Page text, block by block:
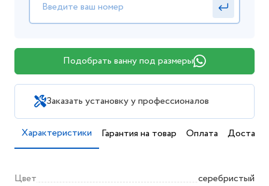
Подобрать ванну под размеры
Заказать установку у профессионалов
Характеристики Гарантия на товар Оплата Доставка
Цвет
серебристый